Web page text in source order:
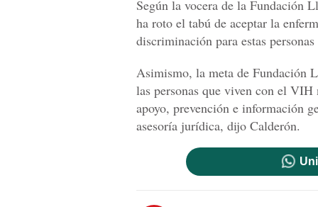
Según la vocera de la Fundación
ha roto el tabú de aceptar la
discriminación para estas
Asimismo, la meta de Fundación
las personas que viven con el VIH
apoyo, prevención e información
asesoría jurídica, dijo Calderón.